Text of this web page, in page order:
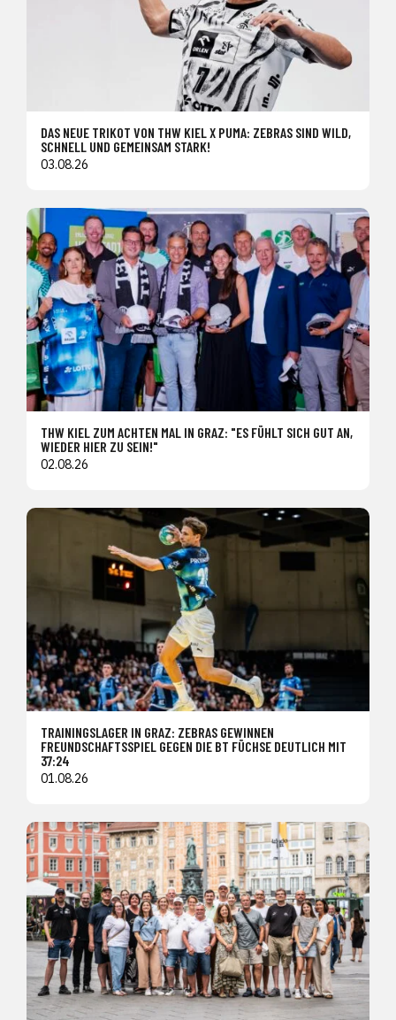
DAS NEUE TRIKOT VON THW KIEL X PUMA: ZEBRAS SIND WILD,
SCHNELL UND GEMEINSAM STARK!
03.08.26
THW KIEL ZUM ACHTEN MAL IN GRAZ: "ES FÜHLT SICH GUT AN,
WIEDER HIER ZU SEIN!"
02.08.26
TRAININGSLAGER IN GRAZ: ZEBRAS GEWINNEN
FREUNDSCHAFTSSPIEL GEGEN DIE BT FÜCHSE DEUTLICH MIT
37:24
01.08.26